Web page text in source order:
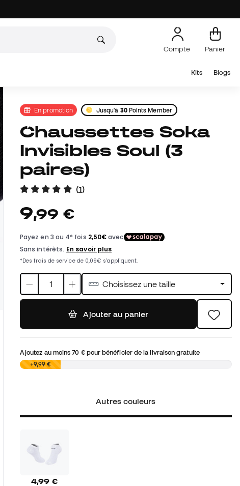
Compte Panier
Kits Blogs
En promotion Jusqu'à 30Points Member
Chaussettes Soka
Invisibles Soul (3
paires)
(1)
9,99 €
Choisissez une taille
Ajouter au panier
Ajoutez au moins70 €pour bénéficier de la livraison gratuite
0,00 €+9,99 €
Autres couleurs
4,99 €